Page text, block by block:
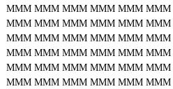
MMM MMM MMM MMM MMM MMM
MMM MMM MMM MMM MMM MMM
MMM MMM MMM MMM MMM MMM
MMM MMM MMM MMM MMM MMM
MMM MMM MMM MMM MMM MMM
MMM MMM MMM MMM MMM MMM